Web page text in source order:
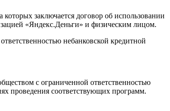
заключается договор об использовании
«Яндекс.Деньги» и физическим лицом.
небанковской кредитной
с ограниченной ответственностью
проведения соответствующих программ.